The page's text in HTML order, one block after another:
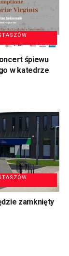
śpiewu
w katedrze
zamknięty